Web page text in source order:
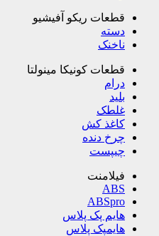
قطعات ریکو آفیشیو
دسته
ناخنک
قطعات کونیکا مینولتا
درام
بلید
غلطک
کاغذ کش
چرخ دنده
چیپست
فیلامنت
ABS
ABSpro
هایم پک پلاس
هایمپک پلاس